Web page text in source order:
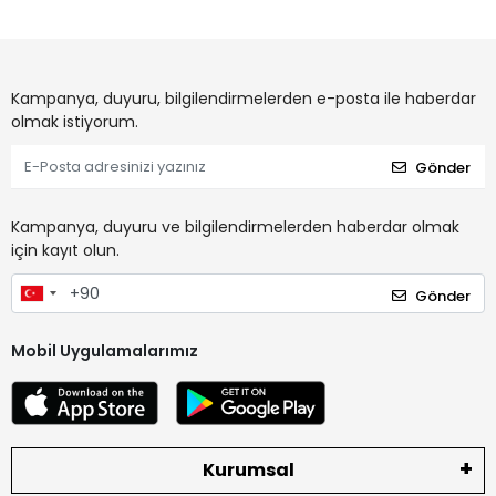
Kampanya, duyuru, bilgilendirmelerden e-posta ile haberdar
olmak istiyorum.
Gönder
Kampanya, duyuru ve bilgilendirmelerden haberdar olmak
için kayıt olun.
Gönder
Mobil Uygulamalarımız
Kurumsal